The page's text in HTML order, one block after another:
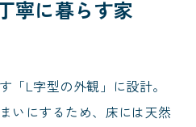
寧に暮らす家
「L字型の外観」に設計。
いにするため、床には天然